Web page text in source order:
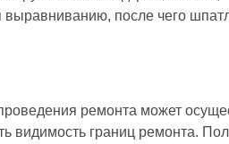
после чего
ремонта может
видимость границ ремонта.